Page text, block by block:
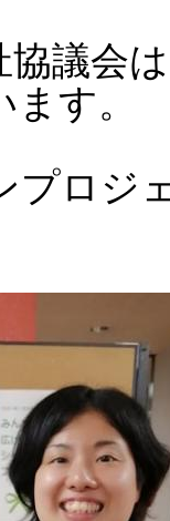
協議会
す。
プロ